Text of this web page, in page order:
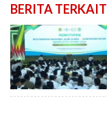
BERITA TERKAIT